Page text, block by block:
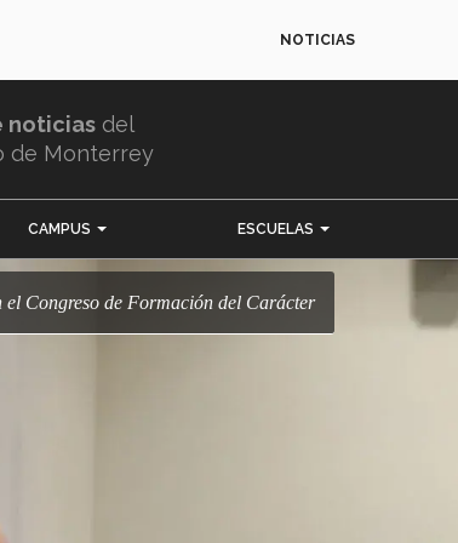
NOTICIAS
noticias del
de Monterrey
CAMPUS ESCUELAS
el Congreso de Formación del Carácter